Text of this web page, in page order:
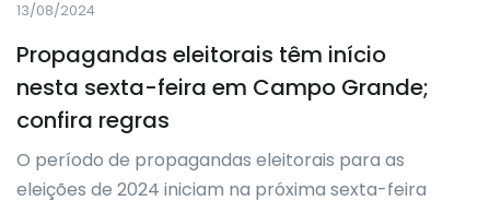
13/08/2024
Propagandas eleitorais têm início
nesta sexta-feira em Campo Grande;
confira regras
O período de propagandas eleitorais para as
eleições de 2024 iniciam na próxima sexta-feira